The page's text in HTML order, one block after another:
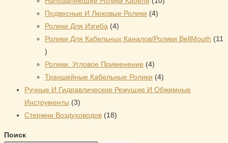
Подвесные И Люковые Ролики 44
Ролики Для Изгиба 44
товара
Ролики Для Кабельных Каналов/Ролики BellMouth
11
11
товаров
Ролики. Угловое Применение 44
товара
Траншейные Кабельные Ролики 44
товара
Ручные И Гидравлические Режущие И Обжимные
Инструменты
33
товара
Стержни Воздуховодов 1818
Поиск